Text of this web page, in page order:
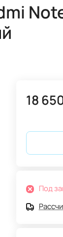
18
Под